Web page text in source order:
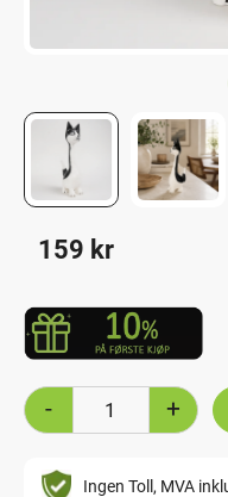
159 kr
+
-
Ingen Toll, MVA